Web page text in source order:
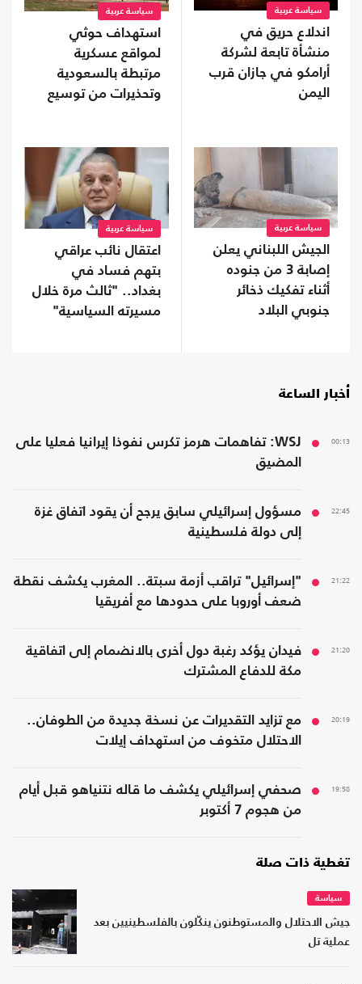
سياسة عربية
اندلاع حريق في
منشأة تابعة لشركة
أرامكو في جازان قرب
اليمن
سياسة عربية
استهداف حوثي
لمواقع عسكرية
مرتبطة بالسعودية
وتحذيرات من توسيع
سياسة عربية
الجيش اللبناني يعلن
إصابة 3 من جنوده
أثناء تفكيك ذخائر
جنوبي البلاد
سياسة عربية
اعتقال نائب عراقي
بتهم فساد في
بغداد.. "ثالث مرة خلال
مسيرته السياسية"
أخبار الساعة
00:13
WSJ: تفاهمات هرمز تكرس نفوذا إيرانيا فعليا على
المضيق
22:45
مسؤول إسرائيلي سابق يرجح أن يقود اتفاق غزة
إلى دولة فلسطينية
21:22
"إسرائيل" تراقب أزمة سبتة.. المغرب يكشف نقطة
ضعف أوروبا على حدودها مع أفريقيا
21:20
فيدان يؤكد رغبة دول أخرى بالانضمام إلى اتفاقية
مكة للدفاع المشترك
20:19
مع تزايد التقديرات عن نسخة جديدة من الطوفان..
الاحتلال متخوف من استهداف إيلات
19:58
صحفي إسرائيلي يكشف ما قاله نتنياهو قبل أيام
من هجوم 7 أكتوبر
تغطية ذات صلة
سياسة
جيش الاحتلال والمستوطنون ينكّلون بالفلسطينيين بعد
عملية تل